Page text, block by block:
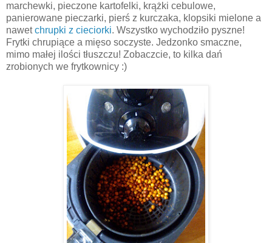
marchewki, pieczone kartofelki, krążki cebulowe,
panierowane pieczarki, pierś z kurczaka, klopsiki mielone a
nawetchrupki z cieciorki. Wszystko wychodziło pyszne!
Frytki chrupiące a mięso soczyste. Jedzonko smaczne,
mimo małej ilości tłuszczu! Zobaczcie, to kilka dań
zrobionych we frytkownicy :)